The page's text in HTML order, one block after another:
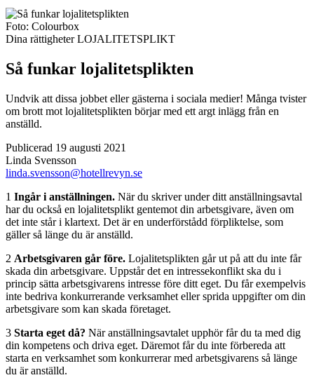
Foto: Colourbox
Dina rättigheterLOJALITETSPLIKT
Så funkar lojalitetsplikten
Undvik att dissa jobbet eller gästerna i sociala medier! Många tvister
om brott mot lojalitetsplikten börjar med ett argt inlägg från en
anställd.
Publicerad 19 augusti 2021
Linda Svensson
linda.svensson@hotellrevyn.se
1 Ingår i anställningen. När du skriver under ditt anställnings­avtal
har du också en ­lojalitetsplikt gente­mot din arbetsgivare, även om
det inte står i klartext. Det är en underförstådd förpliktelse, som
gäller så länge du är anställd.
2 Arbetsgivaren går före. Lojalitetsplikten går ut på att du inte får
skada din arbetsgivare. Uppstår det en intresse­konflikt ska du i
princip sätta arbetsgivarens intresse före ditt eget. Du får exempelvis
inte bedriva konkurrerande verksamhet eller sprida uppgifter om din
arbetsgivare som kan skada företaget.
3 Starta eget då? När anställningsavtalet upphör får du ta med dig
din kompetens och driva eget. Däremot får du inte för­bereda att
starta en verksamhet som konkurrerar med arbetsgivarens så länge
du är anställd.